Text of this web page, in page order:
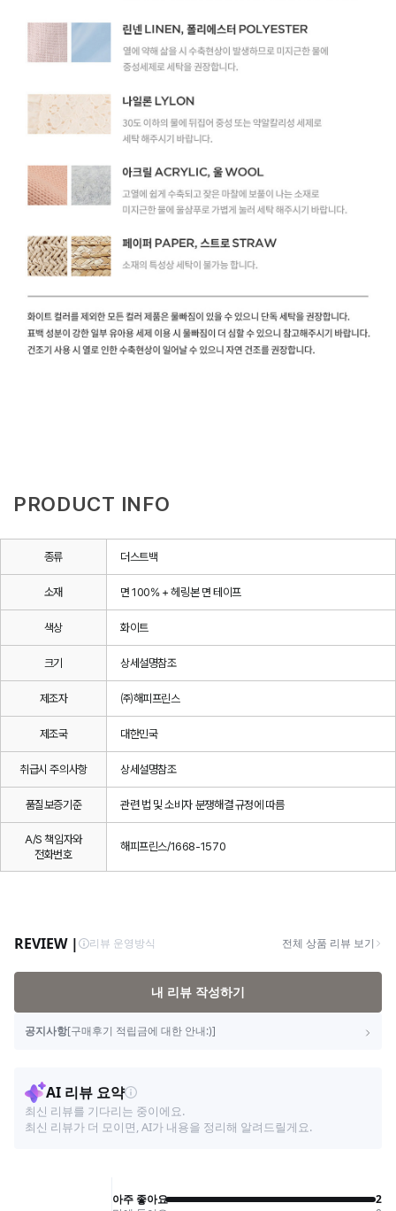
PRODUCT INFO
종류 더스트백
소재 면 100% + 헤링본 면 테이프
색상 화이트
크기 상세설명참조
제조자 ㈜해피프린스
제조국 대한민국
취급시 주의사항 상세설명참조
품질보증기준 관련 법 및 소비자 분쟁해결 규정에 따름
A/S 책임자와
전화번호
해피프린스/1668-1570